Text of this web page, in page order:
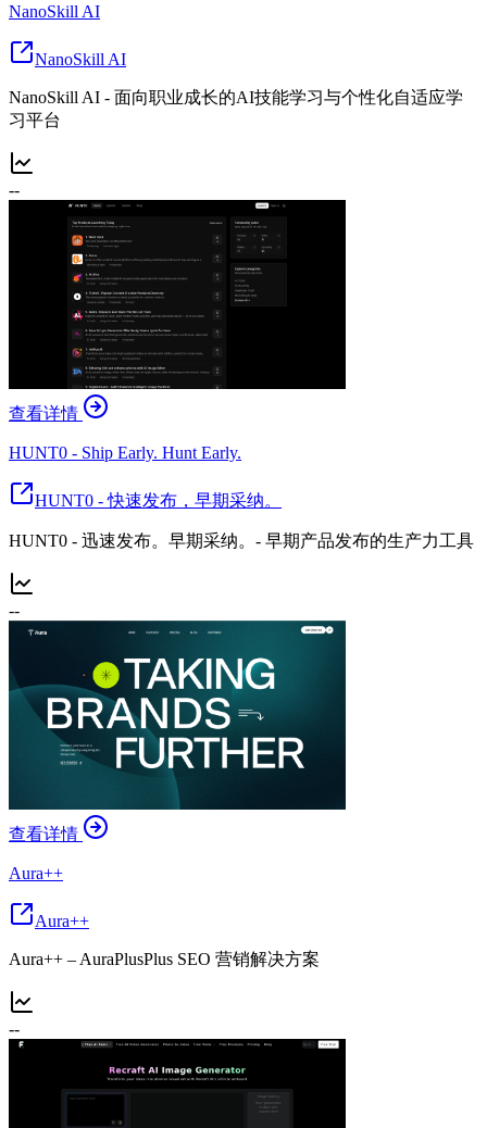
NanoSkill AI
NanoSkill AI
NanoSkill AI - 面向职业成长的AI技能学习与个性化自适应学
习平台
--
查看详情
HUNT0 - Ship Early. Hunt Early.
HUNT0 - 快速发布，早期采纳。
HUNT0 - 迅速发布。早期采纳。- 早期产品发布的生产力工具
--
查看详情
Aura++
Aura++
Aura++ – AuraPlusPlus SEO 营销解决方案
--